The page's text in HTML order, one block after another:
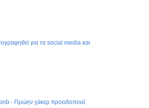
για τα social media και
- Πρώην χάκερ προειδοποιεί